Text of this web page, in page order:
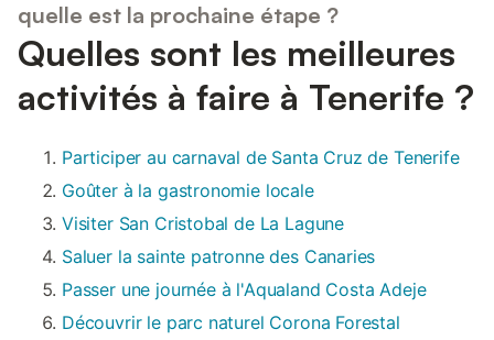
quelle est la prochaine étape ?
Quelles sont les meilleures
activités à faire à Tenerife ?
Participer au carnaval de Santa Cruz de Tenerife
Goûter à la gastronomie locale
Visiter San Cristobal de La Lagune
Saluer la sainte patronne des Canaries
Passer une journée à l'Aqualand Costa Adeje
Découvrir le parc naturel Corona Forestal